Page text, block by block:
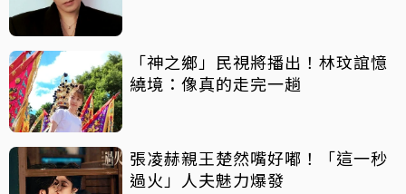
「神之鄉」民視將播出！林玟誼憶
繞境：像真的走完一趟
張凌赫親王楚然嘴好嘟！「這一秒
過火」人夫魅力爆發